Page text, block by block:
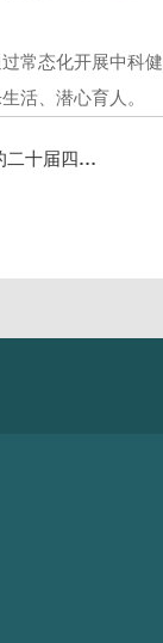
常态化开展中科
活、潜心育人。
全会精神